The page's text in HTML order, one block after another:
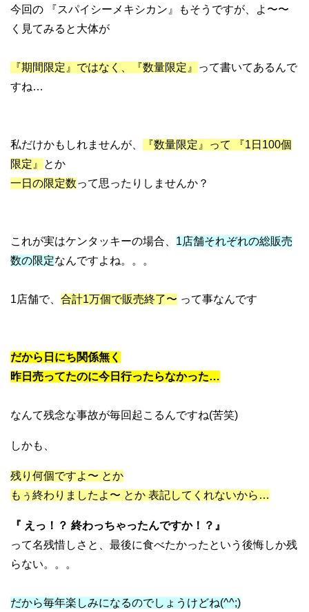
今回の 『スパイシーメキシカン』もそうですが、よ〜〜
く見てみると大体が
『期間限定』ではなく、『数量限定』
って書いてあるんで
すね…
私だけかもしれませんが、
『数量限定』って 『1日100個
限定』
とか
一日の限定数って思ったりしませんか？
これが実はケンタッキーの場合、 1店舗それぞれの総販売
数の限定なんですよね。。。
1店舗で、 合計1万個で販売終了〜 って事なんです
だから日にち関係無く
昨日売ってたのに今日行ったらなかった…
なんて残念な事故が毎回起こるんですね(苦笑)
しかも、
残り何個ですよ〜 とか
もぅ終わりましたよ〜 とか 表記してくれないから…
『 えっ！？ 終わっちゃったんですか！？』
って名残惜しさと、最後に食べたかったという後悔しか残
らない。。。
だから毎年楽しみになるのでしょうけどね(^^;)